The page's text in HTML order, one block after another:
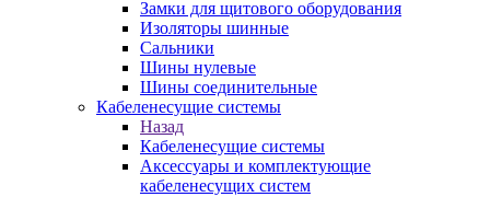
Замки для щитового оборудования
Изоляторы шинные
Сальники
Шины нулевые
Шины соединительные
Кабеленесущие системы
Назад
Кабеленесущие системы
Аксессуары и комплектующие
кабеленесущих систем